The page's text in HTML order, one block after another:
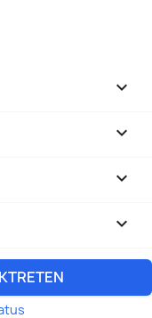



keyboard_arrow_down